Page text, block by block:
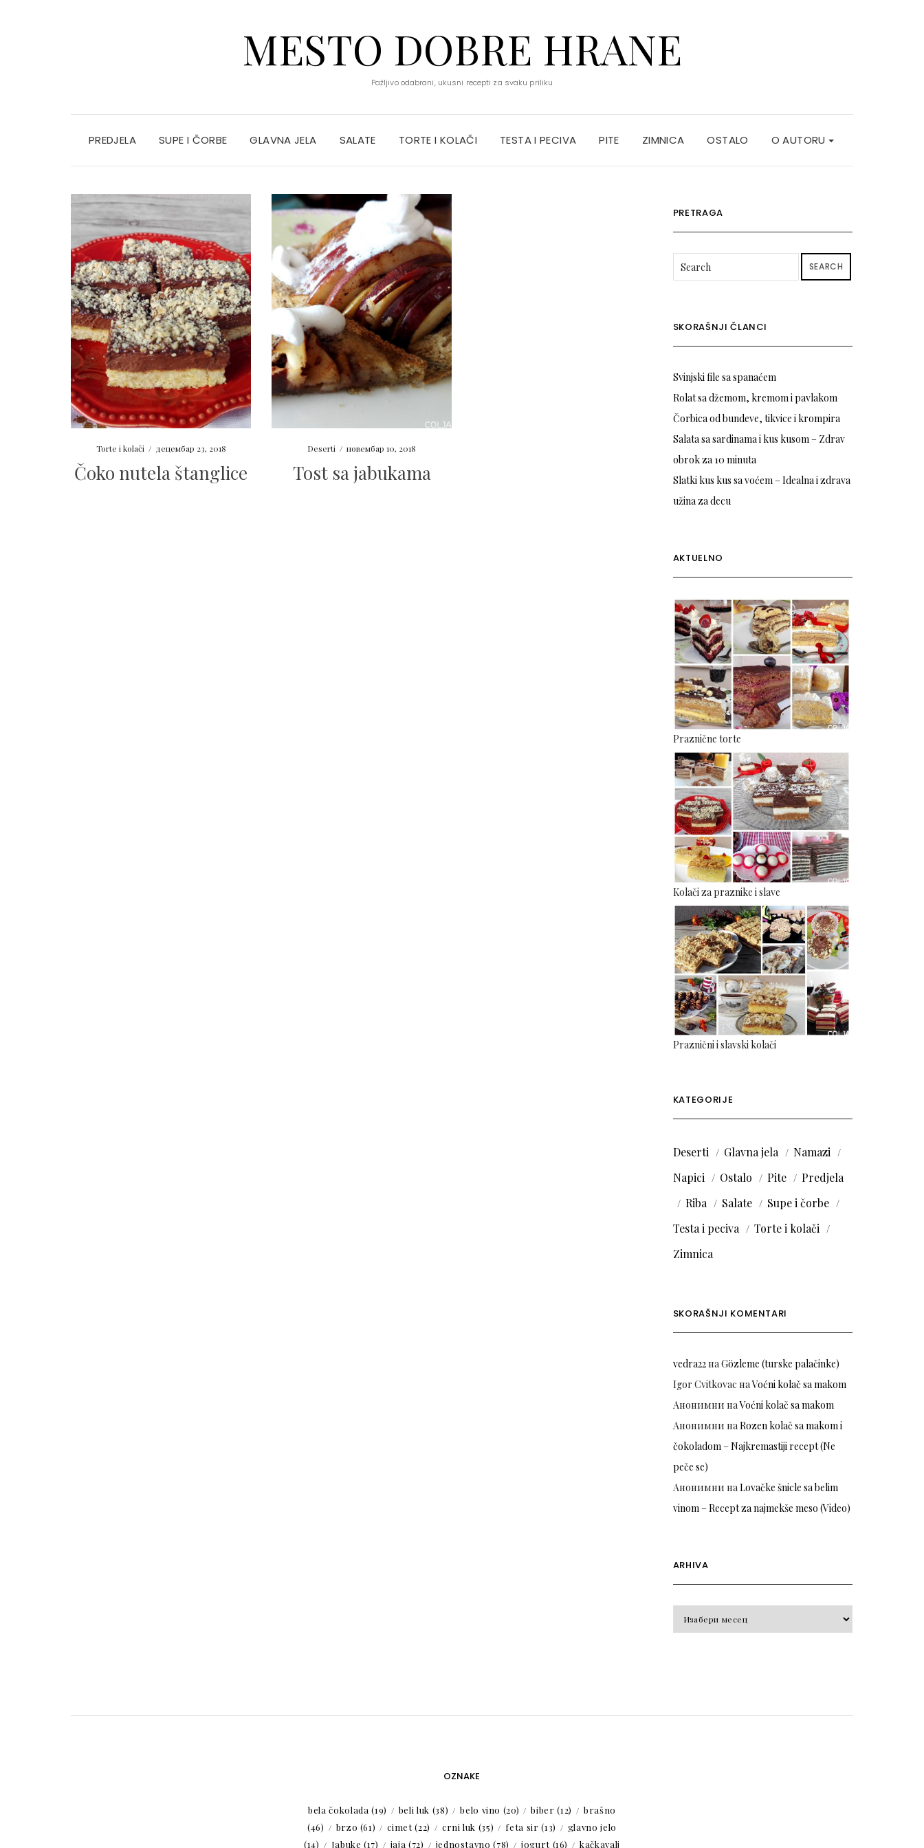
MESTO DOBRE HRANE
Pažljivo odabrani, ukusni recepti za svaku priliku
PREDJELA SUPE I ČORBE GLAVNA JELA SALATE TORTE I KOLAČI TESTA I PECIVA PITE ZIMNICA OSTALO O AUTORU
Torte i kolači / децембар 23, 2018
Čoko nutela štanglice
Deserti / новембар 10, 2018
Tost sa jabukama
PRETRAGA
SEARCH
SKORAŠNJI ČLANCI
Svinjski file sa spanaćem
Rolat sa džemom, kremom i pavlakom
Čorbica od bundeve, tikvice i krompira
Salata sa sardinama i kus kusom – Zdrav
obrok za 10 minuta
Slatki kus kus sa voćem – Idealna i zdrava
užina za decu
AKTUELNO
Praznične torte
Kolači za praznike i slave
Praznični i slavski kolači
KATEGORIJE
Deserti Glavna jela
Namazi
Napici
Ostalo Pite
Predjela
Riba
Salate
Supe i čorbe
Testa i peciva
Torte i kolači
Zimnica
SKORAŠNJI KOMENTARI
vedra22наGözleme (turske palačinke)
Igor Cvitkovac наVoćni kolač sa makom
Анонимни наVoćni kolač sa makom
Анонимни наRozen kolač sa makom i
čokoladom – Najkremastiji recept (Ne
peče se)
Анонимни наLovačke šnicle sa belim
vinom – Recept za najmekše meso (Video)
ARHIVA
OZNAKE
bela čokolada (19) beli luk (38) belo vino (20) biber (12)
brašno
(46)
brzo (61) cimet(22) crni luk (35) feta sir (13)
glavno jelo
(14)
Jabuke (17) jaja (72) jednostavno (78) jogurt(16) kačkavalj